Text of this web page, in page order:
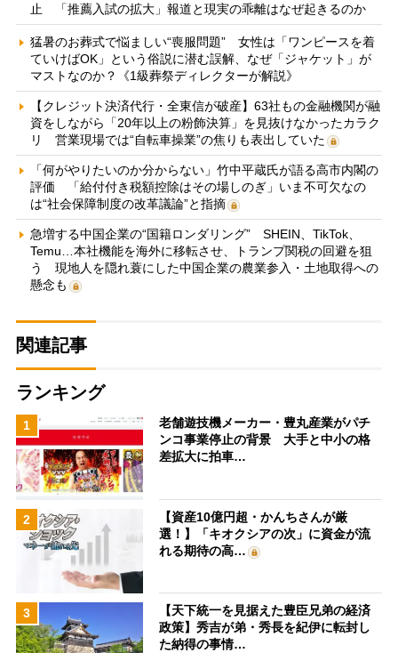
止 「推薦入試の拡大」報道と現実の乖離はなぜ起きるのか
猛暑のお葬式で悩ましい“喪服問題” 女性は「ワンピースを着
ていけばOK」という俗説に潜む誤解、なぜ「ジャケット」が
マストなのか？《1級葬祭ディレクターが解説》
【クレジット決済代行・全東信が破産】63社もの金融機関が融
資をしながら「20年以上の粉飾決算」を見抜けなかったカラク
リ 営業現場では“自転車操業”の焦りも表出していた
「何がやりたいのか分からない」竹中平蔵氏が語る高市内閣の
評価 「給付付き税額控除はその場しのぎ」いま不可欠なの
は“社会保障制度の改革議論”と指摘
急増する中国企業の“国籍ロンダリング” SHEIN、TikTok、
Temu…本社機能を海外に移転させ、トランプ関税の回避を狙
う 現地人を隠れ蓑にした中国企業の農業参入・土地取得への
懸念も
関連記事
ランキング
1
老舗遊技機メーカー・豊丸産業がパチ
ンコ事業停止の背景 大手と中小の格
差拡大に拍車…
2
【資産10億円超・かんちさんが厳
選！】「キオクシアの次」に資金が流
れる期待の高…
3
【天下統一を見据えた豊臣兄弟の経済
政策】秀吉が弟・秀長を紀伊に転封し
た納得の事情…